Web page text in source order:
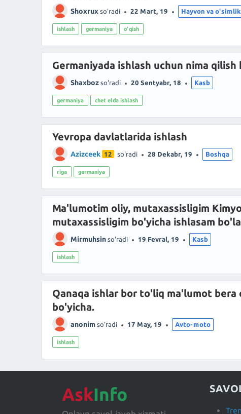
Shoxrux so'radi 22 Mart, 19 Hayvon va
ishlash germaniya o‘qish
Germaniyada ishlash uchun nima qilish
Shaxboz so'radi 20 Sentyabr, 18 Kasb
germaniya chet elda ishlash
Yevropa davlatlarida ishlash
Azizceek 12 so'radi 28 Dekabr, 19 Boshqa
riga germaniya
Ma'lumotim oliy, mutaxassisligim
mutaxassisligim bo'yicha ishlasam
Mirmuhsin so'radi 19 Fevral, 19 Kasb
ishlash
Qanaqa ishlar bor to'liq ma'lumot bera
bo'yicha.
anonim so'radi 17 May, 19 Avto-moto
ishlash
AskInfo